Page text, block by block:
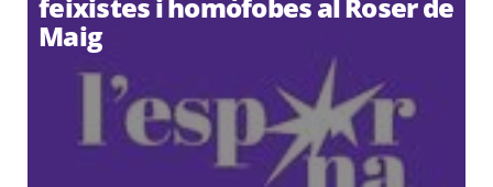
Maig